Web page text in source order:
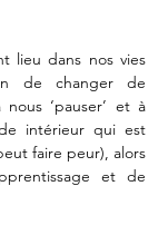
lieu dans nos vies
de changer de
‘pauser’ et à
intérieur qui est
faire peur), alors
et de